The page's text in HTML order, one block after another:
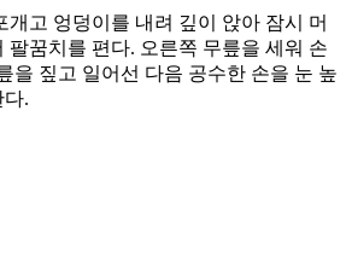
개고 엉덩이를 내려 깊이 앉아 잠시 머
팔꿈치를 편다. 오른쪽 무릎을 세워 손
을 짚고 일어선 다음 공수한 손을 눈 높
다.